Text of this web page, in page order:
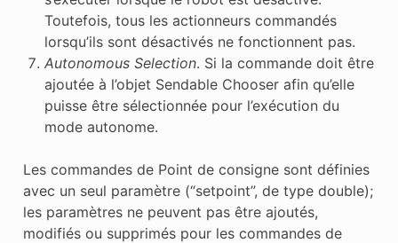
Toutefois, tous les actionneurs commandés
lorsqu’ils sont désactivés ne fonctionnent pas.
Autonomous Selection. Si la commande doit être
ajoutée à l’objet Sendable Chooser afin qu’elle
puisse être sélectionnée pour l’exécution du
mode autonome.
Les commandes de Point de consigne sont définies
avec un seul paramètre (“setpoint”, de type double);
les paramètres ne peuvent pas être ajoutés,
modifiés ou supprimés pour les commandes de